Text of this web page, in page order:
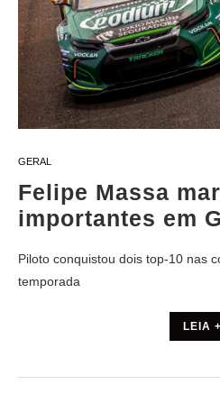
GERAL
Felipe Massa
importantes em
Piloto conquistou dois top-10 nas
temporada
LEIA +